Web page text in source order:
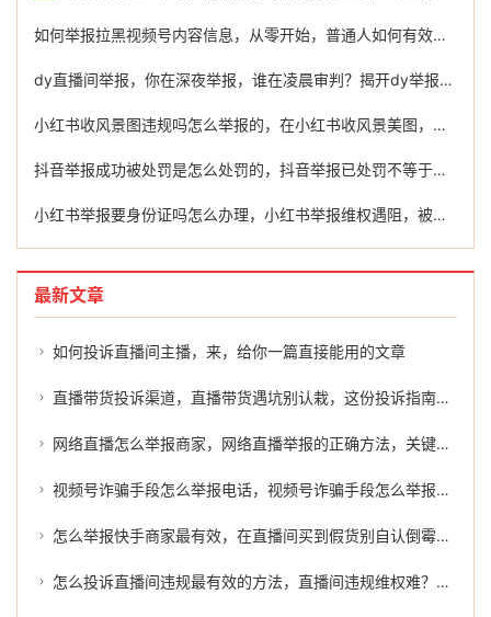
如何举报拉黑视频号内容信息，从零开始，普通人如何有效举报并拉黑违规视频号内容
dy直播间举报，你在深夜举报，谁在凌晨审判？揭开dy举报区背后的隐秘江湖
小红书收风景图违规吗怎么举报的，在小红书收风景美图，小心踩中违规红线！手把手教你如何举报
抖音举报成功被处罚是怎么处罚的，抖音举报已处罚不等于封号，警惕灰色服务陷阱
小红书举报要身份证吗怎么办理，小红书举报维权遇阻，被要求传身份证怎么办？一文说清
最新文章
如何投诉直播间主播，来，给你一篇直接能用的文章
直播带货投诉渠道，直播带货遇坑别认栽，这份投诉指南教你有效维权
网络直播怎么举报商家，网络直播举报的正确方法，关键时刻如何维护权益
视频号诈骗手段怎么举报电话，视频号诈骗手段怎么举报？这篇指南请收好
怎么举报快手商家最有效，在直播间买到假货别自认倒霉！一文讲清怎么举报快手商家的完整路径
怎么投诉直播间违规最有效的方法，直播间违规维权难？教你几招精准出击，高效封禁